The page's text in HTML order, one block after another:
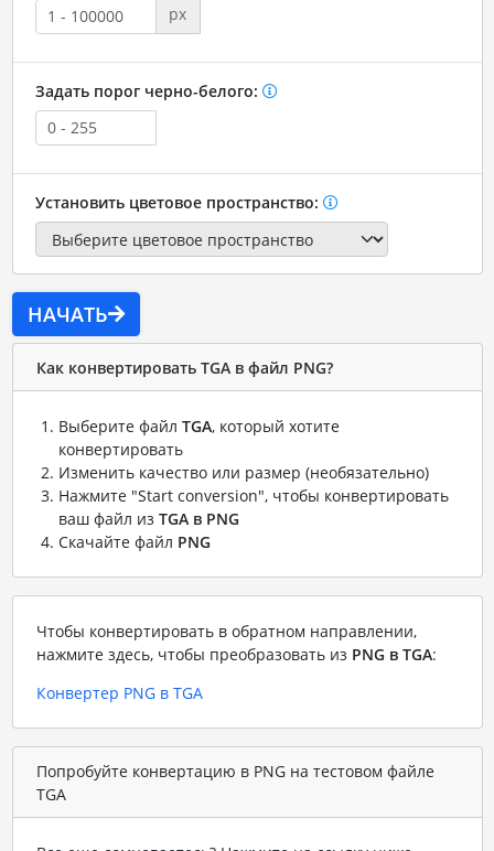
px
Задать порог черно-белого:
Установить цветовое пространство:
НАЧАТЬ
Как конвертировать TGA в файл PNG?
Выберите файл TGA, который хотите
конвертировать
Изменить качество или размер (необязательно)
Нажмите "Start conversion", чтобы конвертировать
ваш файл из TGA в PNG
Скачайте файл PNG
Чтобы конвертировать в обратном направлении,
нажмите здесь, чтобы преобразовать из PNG в TGA:
Конвертер PNG в TGA
Попробуйте конвертацию в PNG на тестовом файле
TGA